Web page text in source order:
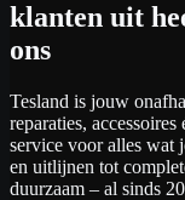
klanten uit
ons
Tesland is jouw
reparaties,
service voor alles wat
en uitlijnen tot
duurzaam – al sinds